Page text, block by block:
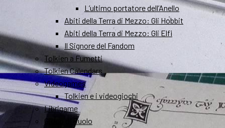
L’ultimo portatore dell’Anello
Abiti della Terra di Mezzo: Gli Hobbit
Abiti della Terra di Mezzo: Gli Elfi
Il Signore del Fandom
Tolkien a Fumetti
Tolkien Calendars
Videogames
Tolkien e i videogiochi
Librigame
Gioco di Ruolo